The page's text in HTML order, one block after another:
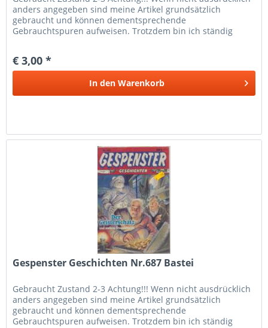
anders angegeben sind meine Artikel grundsätzlich
gebraucht und können dementsprechende
Gebrauchtspuren aufweisen. Trotzdem bin ich ständig
€ 3,00 *
In den Warenkorb
Gespenster Geschichten Nr.687 Bastei
Gebraucht Zustand 2-3 Achtung!!! Wenn nicht ausdrücklich
anders angegeben sind meine Artikel grundsätzlich
gebraucht und können dementsprechende
Gebrauchtspuren aufweisen. Trotzdem bin ich ständig